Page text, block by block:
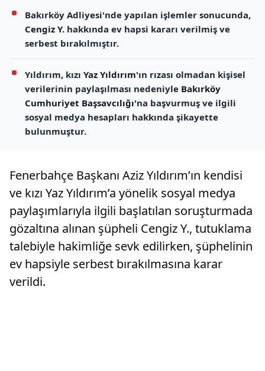
Bakırköy Adliyesi'nde yapılan işlemler sonucunda,
Cengiz Y. hakkında ev hapsi kararı verilmiş ve
serbest bırakılmıştır.
Yıldırım, kızı Yaz Yıldırım'ın rızası olmadan kişisel
verilerinin paylaşılması nedeniyle Bakırköy
Cumhuriyet Başsavcılığı'na başvurmuş ve ilgili
sosyal medya hesapları hakkında şikayette
bulunmuştur.
Fenerbahçe Başkanı Aziz Yıldırım’ın kendisi
ve kızı Yaz Yıldırım’a yönelik sosyal medya
paylaşımlarıyla ilgili başlatılan soruşturmada
gözaltına alınan şüpheli Cengiz Y., tutuklama
talebiyle hakimliğe sevk edilirken, şüphelinin
ev hapsiyle serbest bırakılmasına karar
verildi.